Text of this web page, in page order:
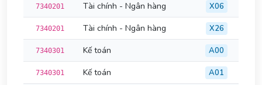
7340201 Tài chính - Ngân hàng X06
7340201 Tài chính - Ngân hàng X26
7340301 Kế toán A00
7340301 Kế toán A01